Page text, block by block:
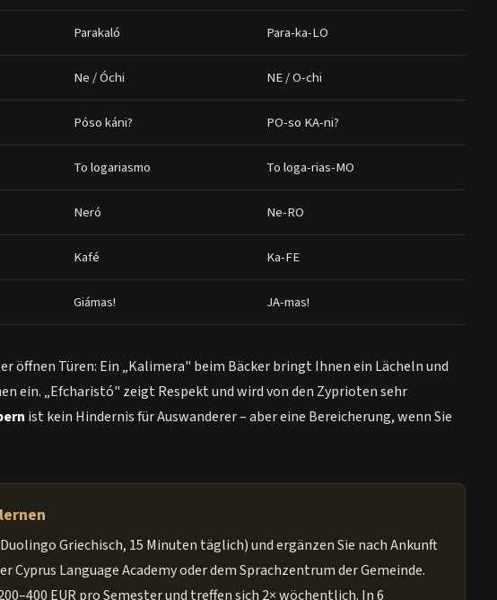
Parakaló Para-ka-LO
Ne / Óchi NE / O-chi
Póso káni? PO-so KA-ni?
To logariasmo To loga-rias-MO
Neró Ne-RO
Kafé Ka-FE
Giámas! JA-mas!
öffnen Türen: Ein „Kalimera" beim Bäcker bringt Ihnen ein Lächeln und
ein. „Efcharistó" zeigt Respekt und wird von den Zyprioten sehr
ist kein Hindernis für Auswanderer – aber eine Bereicherung, wenn Sie
Griechisch, 15 Minuten täglich) und ergänzen Sie nach Ankunft
Cyprus Language Academy oder dem Sprachzentrum der Gemeinde.
EUR pro Semester und treffen sich 2× wöchentlich. In 6